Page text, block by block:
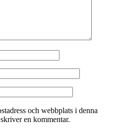
och webbplats i denna
en kommentar.